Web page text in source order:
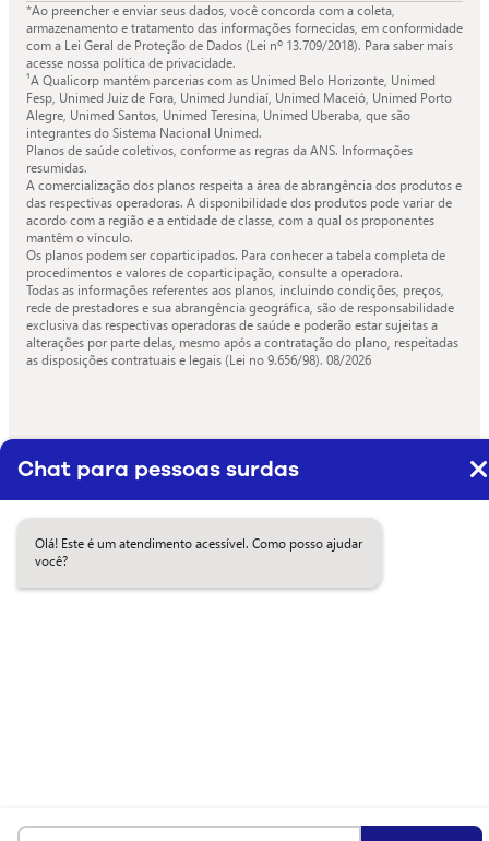
*Ao preencher e enviar seus dados, você concorda com a coleta,
armazenamento e tratamento das informações fornecidas, em conformidade
com a Lei Geral de Proteção de Dados (Lei nº 13.709/2018). Para saber mais
acesse nossa política de privacidade.
¹A Qualicorp mantém parcerias com as Unimed Belo Horizonte, Unimed
Fesp, Unimed Juiz de Fora, Unimed Jundiaí, Unimed Maceió, Unimed Porto
Alegre, Unimed Santos, Unimed Teresina, Unimed Uberaba, que são
integrantes do Sistema Nacional Unimed.
Planos de saúde coletivos, conforme as regras da ANS. Informações
resumidas.
A comercialização dos planos respeita a área de abrangência dos produtos e
das respectivas operadoras. A disponibilidade dos produtos pode variar de
acordo com a região e a entidade de classe, com a qual os proponentes
mantêm o vínculo.
Os planos podem ser coparticipados. Para conhecer a tabela completa de
procedimentos e valores de coparticipação, consulte a operadora.
Todas as informações referentes aos planos, incluindo condições, preços,
rede de prestadores e sua abrangência geográfica, são de responsabilidade
exclusiva das respectivas operadoras de saúde e poderão estar sujeitas a
alterações por parte delas, mesmo após a contratação do plano, respeitadas
as disposições contratuais e legais (Lei no 9.656/98). 08/2026
Chat para pessoas surdas
Olá! Este é um atendimento acessível. Como posso ajudar
você?